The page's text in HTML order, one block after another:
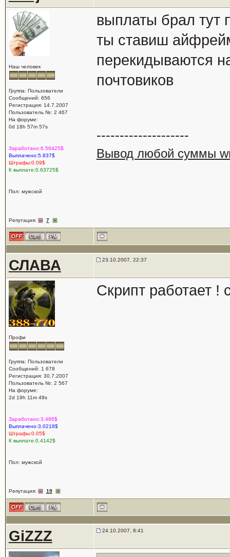
Наш человек
Группа: Пользователи
Сообщений: 656
Регистрация: 14.7.2007
Пользователь №: 2 467
На форуме:
0d 18h 57m 57s
Заработано:6.56425$
Выплачено:5.837$
Штрафы:0.09$
К выплате:0.63725$
Пол: мужской
Репутация: 7
выплаты брал тут
ты ставиш
перекидываются
почтовиков
--------------------
Вывод любой суммы
СЛАВА 23.10.2007, 22:37
Профи
Группа: Пользователи
Сообщений: 1 678
Регистрация: 30.7.2007
Пользователь №: 2 567
На форуме:
2d 19h 11m 49s
Заработано:3.486$
Выплачено:3.0218$
Штрафы:0.05$
К выплате:0.4142$
Пол: мужской
Репутация: 19
Скрипт работает !
GiZZZ 24.10.2007, 8:41